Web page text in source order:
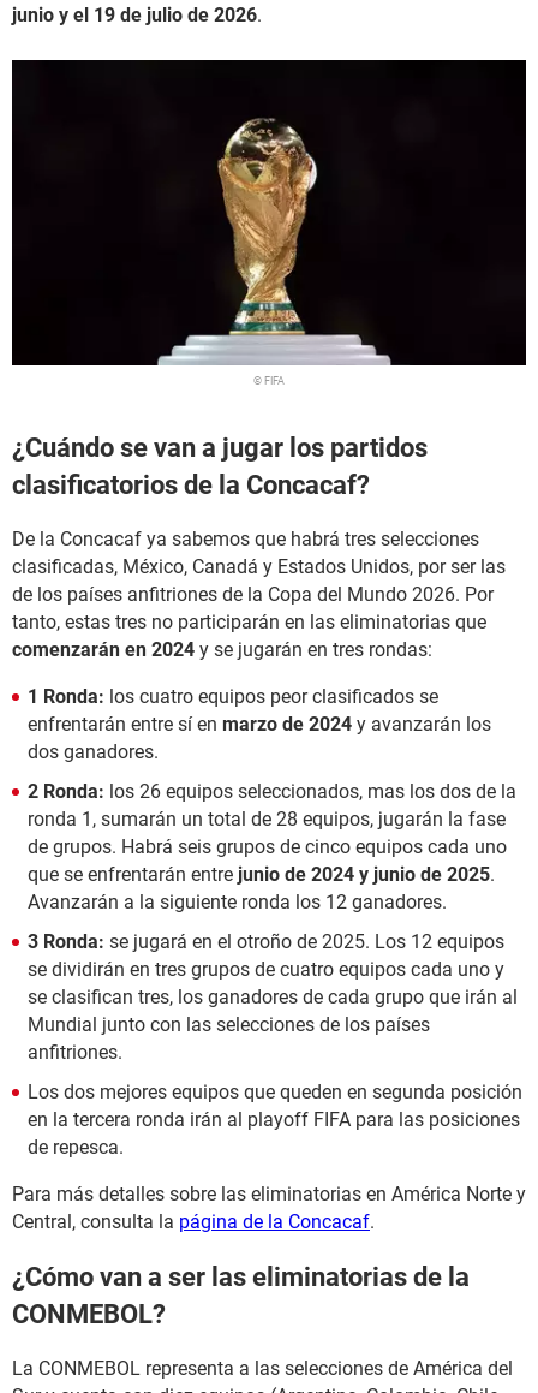
junio y el 19 de julio de 2026.
© FIFA
¿Cuándo se van a jugar los partidos
clasificatorios de la Concacaf?
De la Concacaf ya sabemos que habrá tres selecciones
clasificadas, México, Canadá y Estados Unidos, por ser las
de los países anfitriones de la Copa del Mundo 2026. Por
tanto, estas tres no participarán en las eliminatorias que
comenzarán en 2024 y se jugarán en tres rondas:
1 Ronda: los cuatro equipos peor clasificados se
enfrentarán entre sí en marzo de 2024 y avanzarán los
dos ganadores.
2 Ronda: los 26 equipos seleccionados, mas los dos de la
ronda 1, sumarán un total de 28 equipos, jugarán la fase
de grupos. Habrá seis grupos de cinco equipos cada uno
que se enfrentarán entre junio de 2024 y junio de 2025.
Avanzarán a la siguiente ronda los 12 ganadores.
3 Ronda: se jugará en el otroño de 2025. Los 12 equipos
se dividirán en tres grupos de cuatro equipos cada uno y
se clasifican tres, los ganadores de cada grupo que irán al
Mundial junto con las selecciones de los países
anfitriones.
Los dos mejores equipos que queden en segunda posición
en la tercera ronda irán al playoff FIFA para las posiciones
de repesca.
Para más detalles sobre las eliminatorias en América Norte y
Central, consulta la página de la Concacaf.
¿Cómo van a ser las eliminatorias de la
CONMEBOL?
La CONMEBOL representa a las selecciones de América del